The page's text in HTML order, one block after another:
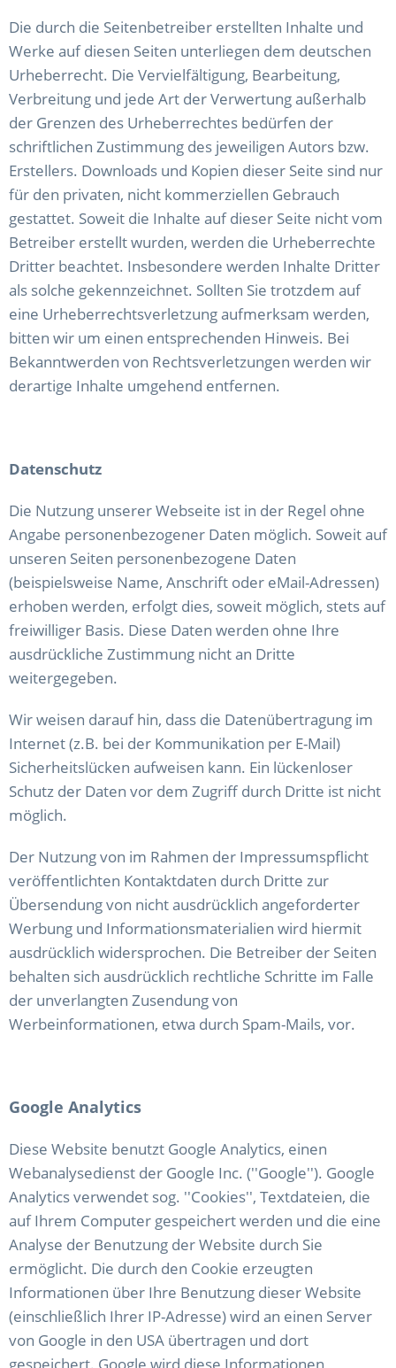
Die durch die Seitenbetreiber erstellten Inhalte und
Werke auf diesen Seiten unterliegen dem deutschen
Urheberrecht. Die Vervielfältigung, Bearbeitung,
Verbreitung und jede Art der Verwertung außerhalb
der Grenzen des Urheberrechtes bedürfen der
schriftlichen Zustimmung des jeweiligen Autors bzw.
Erstellers. Downloads und Kopien dieser Seite sind nur
für den privaten, nicht kommerziellen Gebrauch
gestattet. Soweit die Inhalte auf dieser Seite nicht vom
Betreiber erstellt wurden, werden die Urheberrechte
Dritter beachtet. Insbesondere werden Inhalte Dritter
als solche gekennzeichnet. Sollten Sie trotzdem auf
eine Urheberrechtsverletzung aufmerksam werden,
bitten wir um einen entsprechenden Hinweis. Bei
Bekanntwerden von Rechtsverletzungen werden wir
derartige Inhalte umgehend entfernen.
Datenschutz
Die Nutzung unserer Webseite ist in der Regel ohne
Angabe personenbezogener Daten möglich. Soweit auf
unseren Seiten personenbezogene Daten
(beispielsweise Name, Anschrift oder eMail-Adressen)
erhoben werden, erfolgt dies, soweit möglich, stets auf
freiwilliger Basis. Diese Daten werden ohne Ihre
ausdrückliche Zustimmung nicht an Dritte
weitergegeben.
Wir weisen darauf hin, dass die Datenübertragung im
Internet (z.B. bei der Kommunikation per E-Mail)
Sicherheitslücken aufweisen kann. Ein lückenloser
Schutz der Daten vor dem Zugriff durch Dritte ist nicht
möglich.
Der Nutzung von im Rahmen der Impressumspflicht
veröffentlichten Kontaktdaten durch Dritte zur
Übersendung von nicht ausdrücklich angeforderter
Werbung und Informationsmaterialien wird hiermit
ausdrücklich widersprochen. Die Betreiber der Seiten
behalten sich ausdrücklich rechtliche Schritte im Falle
der unverlangten Zusendung von
Werbeinformationen, etwa durch Spam-Mails, vor.
Google Analytics
Diese Website benutzt Google Analytics, einen
Webanalysedienst der Google Inc. (''Google''). Google
Analytics verwendet sog. ''Cookies'', Textdateien, die
auf Ihrem Computer gespeichert werden und die eine
Analyse der Benutzung der Website durch Sie
ermöglicht. Die durch den Cookie erzeugten
Informationen über Ihre Benutzung dieser Website
(einschließlich Ihrer IP-Adresse) wird an einen Server
von Google in den USA übertragen und dort